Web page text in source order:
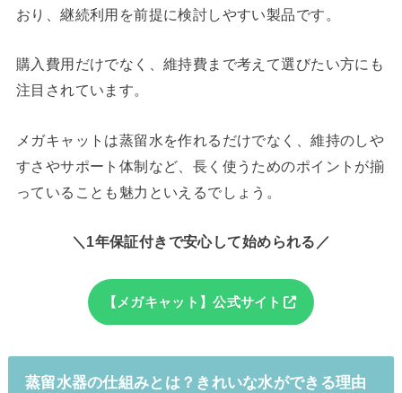
おり、継続利用を前提に検討しやすい製品です。
購入費用だけでなく、維持費まで考えて選びたい方にも
注目されています。
メガキャットは蒸留水を作れるだけでなく、維持のしや
すさやサポート体制など、長く使うためのポイントが揃
っていることも魅力といえるでしょう。
＼1年保証付きで安心して始められる／
【メガキャット】公式サイト
蒸留水器の仕組みとは？きれいな水ができる理由